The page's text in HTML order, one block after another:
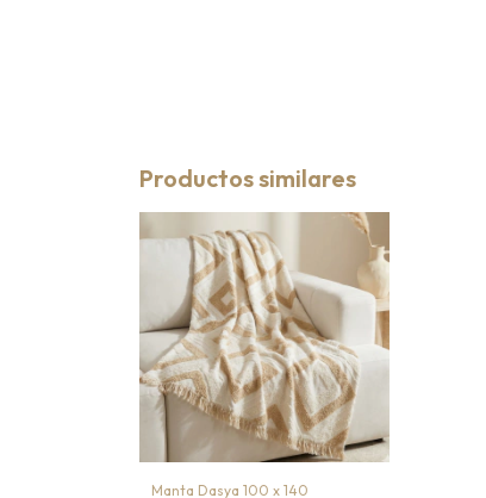
Productos similares
Manta Dasya 100 x 140